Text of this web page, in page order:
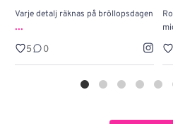
Varje detalj räknas på bröllopsdagen
...
5 0